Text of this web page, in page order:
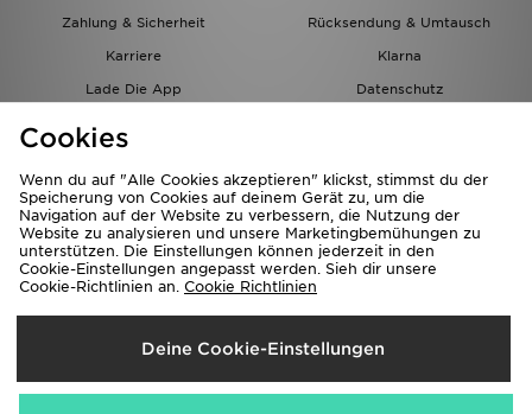
Zahlung & Sicherheit
Rücksendung & Umtausch
Karriere
Klarna
Lade Die App
Datenschutz
Lieferung Nach
Österreich
Cookies
Wenn du auf "Alle Cookies akzeptieren" klickst, stimmst du der
Speicherung von Cookies auf deinem Gerät zu, um die
Navigation auf der Website zu verbessern, die Nutzung der
Website zu analysieren und unsere Marketingbemühungen zu
unterstützen. Die Einstellungen können jederzeit in den
Cookie-Einstellungen angepasst werden. Sieh dir unsere
Cookie-Richtlinien an. Cookie Richtlinien
Deine Cookie-Einstellungen